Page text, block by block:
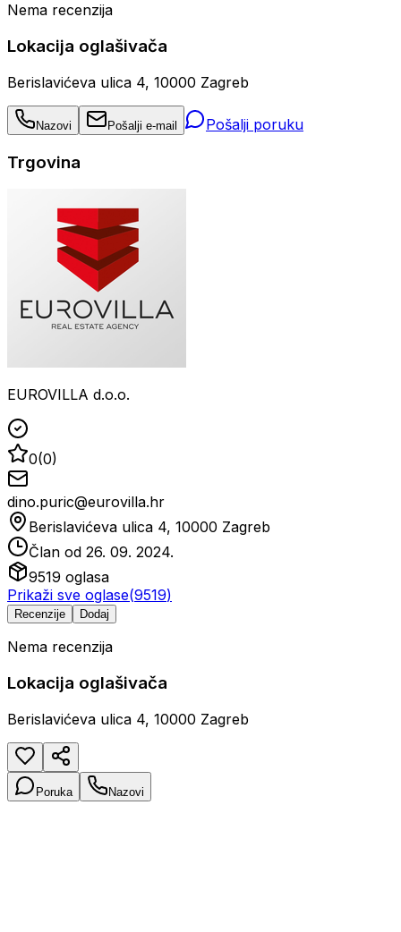
Nema recenzija
Lokacija oglašivača
Berislavićeva ulica 4, 10000 Zagreb
Nazovi Pošalji e-mail Pošalji poruku
Trgovina
EUROVILLA d.o.o.
0(0)
dino.puric@eurovilla.hr
Berislavićeva ulica 4, 10000 Zagreb
Član od 26. 09. 2024.
9519 oglasa
Prikaži sve oglase(9519)
Recenzije Dodaj
Nema recenzija
Lokacija oglašivača
Berislavićeva ulica 4, 10000 Zagreb
Poruka Nazovi